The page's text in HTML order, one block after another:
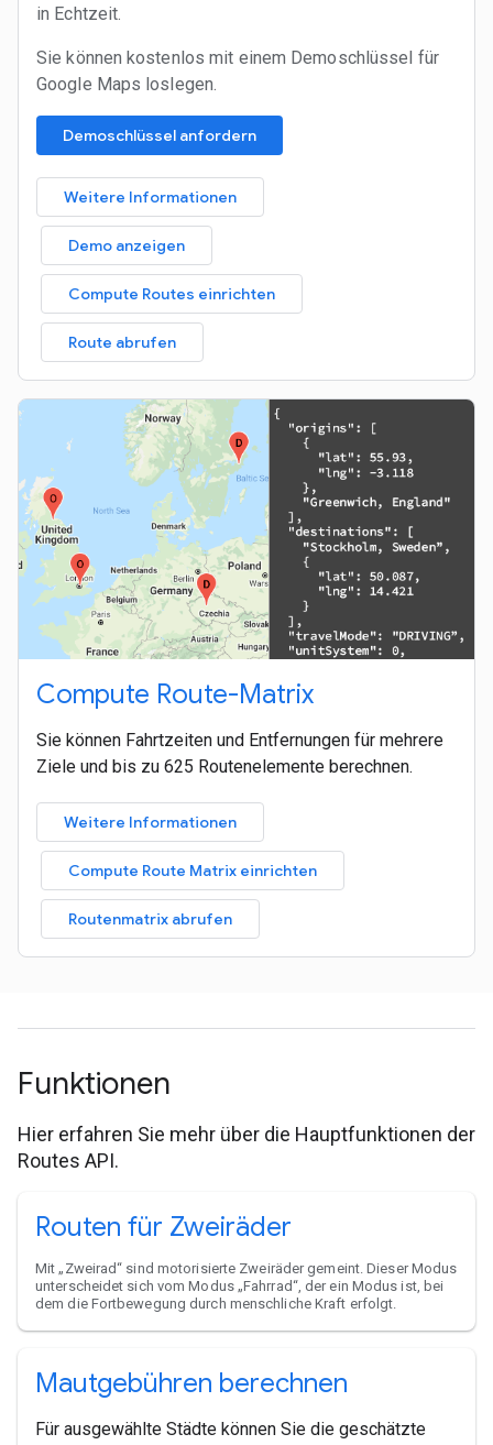
in Echtzeit.
Sie können kostenlos mit einem Demoschlüssel für
Google Maps loslegen.
Demoschlüssel anfordern
Weitere Informationen
Demo anzeigen
Compute Routes einrichten
Route abrufen
Compute Route-Matrix
Sie können Fahrtzeiten und Entfernungen für mehrere
Ziele und bis zu 625 Routenelemente berechnen.
Weitere Informationen
Compute Route Matrix einrichten
Routenmatrix abrufen
Funktionen
Hier erfahren Sie mehr über die Hauptfunktionen der
Routes API.
Routen für Zweiräder
Mit „Zweirad“ sind motorisierte Zweiräder gemeint. Dieser Modus
unterscheidet sich vom Modus „Fahrrad“, der ein Modus ist, bei
dem die Fortbewegung durch menschliche Kraft erfolgt.
Mautgebühren berechnen
Für ausgewählte Städte können Sie die geschätzte